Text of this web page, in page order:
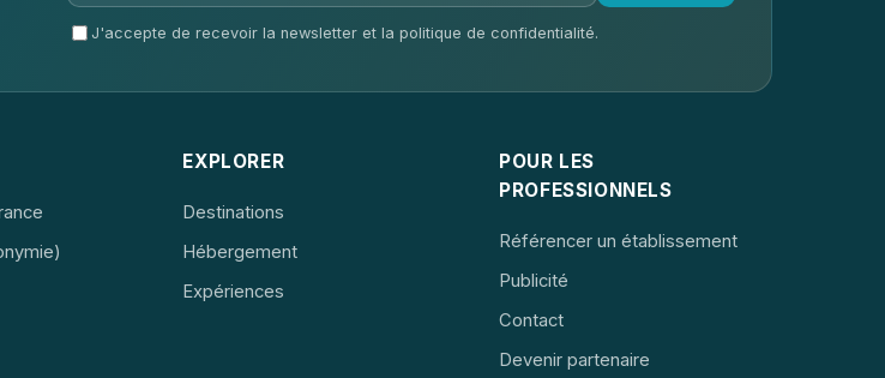
J'accepte de recevoir la newsletter et la politique de confidentialité.
EXPLORER
Destinations
Hébergement
Expériences
POUR LES
PROFESSIONNELS
Référencer un établissement
Publicité
Contact
Devenir partenaire